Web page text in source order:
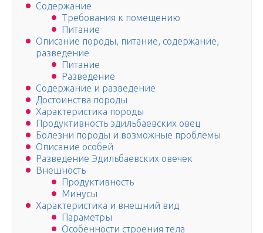
Содержание
Требования к помещению
Питание
Описание породы, питание, содержание,
разведение
Питание
Разведение
Содержание и разведение
Достоинства породы
Характеристика породы
Продуктивность эдильбаевских овец
Болезни породы и возможные проблемы
Описание особей
Разведение Эдильбаевских овечек
Внешность
Продуктивность
Минусы
Характеристика и внешний вид
Параметры
Особенности строения тела